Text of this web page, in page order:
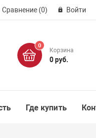
Сравнение (0) Войти
0
Корзина
0 руб.
Где купить